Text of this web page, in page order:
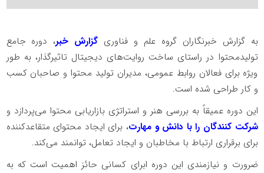
به گزارش خبرنگاران گروه علم و فناوری گزارش خبر، دوره جامع
تولیدمحتوا در راستای ساخت روایت‌‌های دیجیتال تاثیرگذار، به طور
ویژه برای فعالان روابط عمومی، مدیران تولید محتوا و صاحبان کسب
و کار طراحی شده است.
این دوره عمیقاً به بررسی هنر و استراتژی بازاریابی محتوا می‌پردازد و
شرکت کنندگان را با دانش و مهارت، برای ایجاد محتوای متقاعدکننده
برای برقراری ارتباط با مخاطبان و ایجاد تعامل، توانمند می‌کند.
ضرورت و نیازمندی این دوره ابرای کسانی حائز اهمیت است که به